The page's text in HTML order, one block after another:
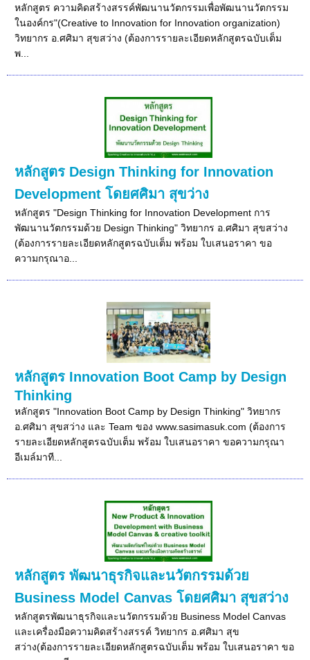
หลักสูตร ความคิดสร้างสรรค์พัฒนานวัตกรรมเพื่อพัฒนานวัตกรรม
ในองค์กร"(Creative to Innovation for Innovation organization)
วิทยากร อ.ศศิมา สุขสว่าง (ต้องการรายละเอียดหลักสูตรฉบับเต็ม
พ...
หลักสูตร Design Thinking for Innovation
Development โดยศศิมา สุขว่าง
หลักสูตร "Design Thinking for Innovation Development การ
พัฒนานวัตกรรมด้วย Design Thinking" วิทยากร อ.ศศิมา สุขสว่าง
(ต้องการรายละเอียดหลักสูตรฉบับเต็ม พร้อม ใบเสนอราคา ขอ
ความกรุณาอ...
หลักสูตร Innovation Boot Camp by Design
Thinking
หลักสูตร "Innovation Boot Camp by Design Thinking" วิทยากร
อ.ศศิมา สุขสว่าง และ Team ของ www.sasimasuk.com (ต้องการ
รายละเอียดหลักสูตรฉบับเต็ม พร้อม ใบเสนอราคา ขอความกรุณา
อีเมล์มาที...
หลักสูตร พัฒนาธุรกิจและนวัตกรรมด้วย
Business Model Canvas โดยศศิมา สุขสว่าง
หลักสูตรพัฒนาธุรกิจและนวัตกรรมด้วย Business Model Canvas
และเครื่องมือความคิดสร้างสรรค์ วิทยากร อ.ศศิมา สุข
สว่าง(ต้องการรายละเอียดหลักสูตรฉบับเต็ม พร้อม ใบเสนอราคา ขอ